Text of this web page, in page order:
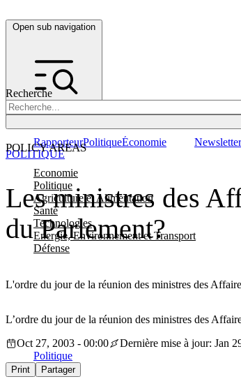
Open sub navigation
Recherche
POLICY AREAS
Economie
Politique
Agriculture et Alimentation
Santé
Technologies
Energie, Environnement et Transport
Défense
RapporteurPolitiqueÉconomie
Les ministres des
du Parlement?
L'ordre du jour de la réunion des ministres des
POLITIQUE
L’ordre du jour de la réunion des ministres des
Oct 27, 2003 - 00:00
Dernière mise à jour: Jan
Politique
Print Partager